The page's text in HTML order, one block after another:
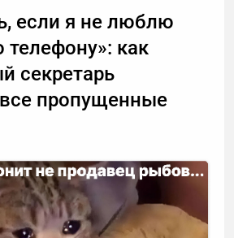
если я не люблю
телефону»: как
секретарь
пропущенные